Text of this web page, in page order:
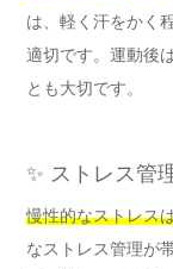
は、軽く汗をかく
適切です。運動後
とも大切です。
✨ ストレス管
慢性的なストレス
なストレス管理が